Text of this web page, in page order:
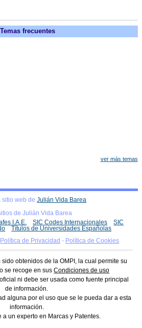
Temas frecuentes
ver más temas
sitio web deJulián Vida Barea
de Julián Vida Barea
I.A.E. SIC Codes Internacionales
SIC
Títulos de Universidades Españolas
Política de Privacidad - Política de Cookies
obtenidos de la OMPI, la cual permite su
se recoge en susCondiciones de uso
ni debe ser usada como fuente principal
de información.
alguna por el uso que se le pueda dar a esta
información.
un experto en Marcas y Patentes.